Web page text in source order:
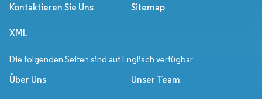
Kontaktieren Sie Uns Sitemap
XML
Die folgenden Seiten sind auf Englisch verfügbar
Über Uns Unser Team